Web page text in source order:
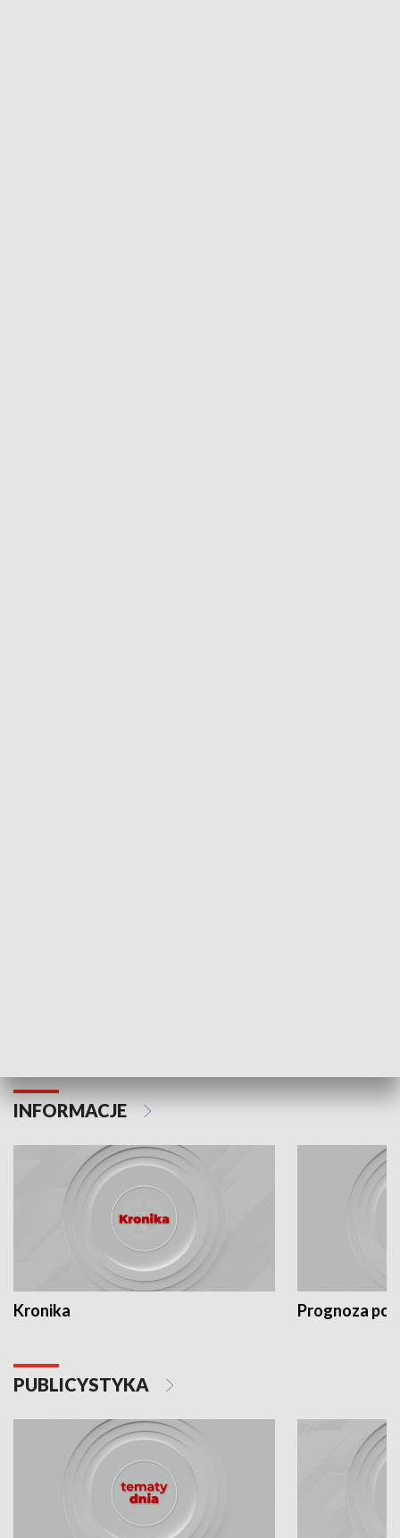
INFORMACJE
Kronika Prognoza
PUBLICYSTYKA